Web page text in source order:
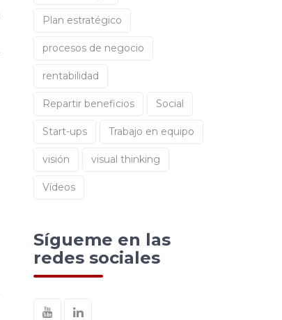
Plan estratégico
procesos de negocio
rentabilidad
Repartir beneficios Social
Start-ups Trabajo en equipo
visión visual thinking
Vídeos
Sígueme en las
redes sociales